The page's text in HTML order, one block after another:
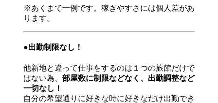
※あくまで一例です。稼ぎやすさには個人差があ
ります。
●出勤制限なし！
他新地と違って仕事をするのは１つの旅館だけで
はない為、 部屋数に制限などなく、出勤調整など
一切なし！
自分の希望通りに好きな時に好きなだけ出勤でき